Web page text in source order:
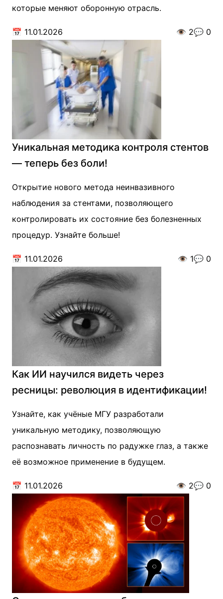
которые меняют оборонную отрасль.
📅 11.01.2026 👁️ 2💬 0
Уникальная методика контроля стентов
— теперь без боли!
Открытие нового метода неинвазивного
наблюдения за стентами, позволяющего
контролировать их состояние без болезненных
процедур. Узнайте больше!
📅 11.01.2026 👁️ 1💬 0
Как ИИ научился видеть через
ресницы: революция в идентификации!
Узнайте, как учёные МГУ разработали
уникальную методику, позволяющую
распознавать личность по радужке глаз, а также
её возможное применение в будущем.
📅 11.01.2026 👁️ 2💬 0